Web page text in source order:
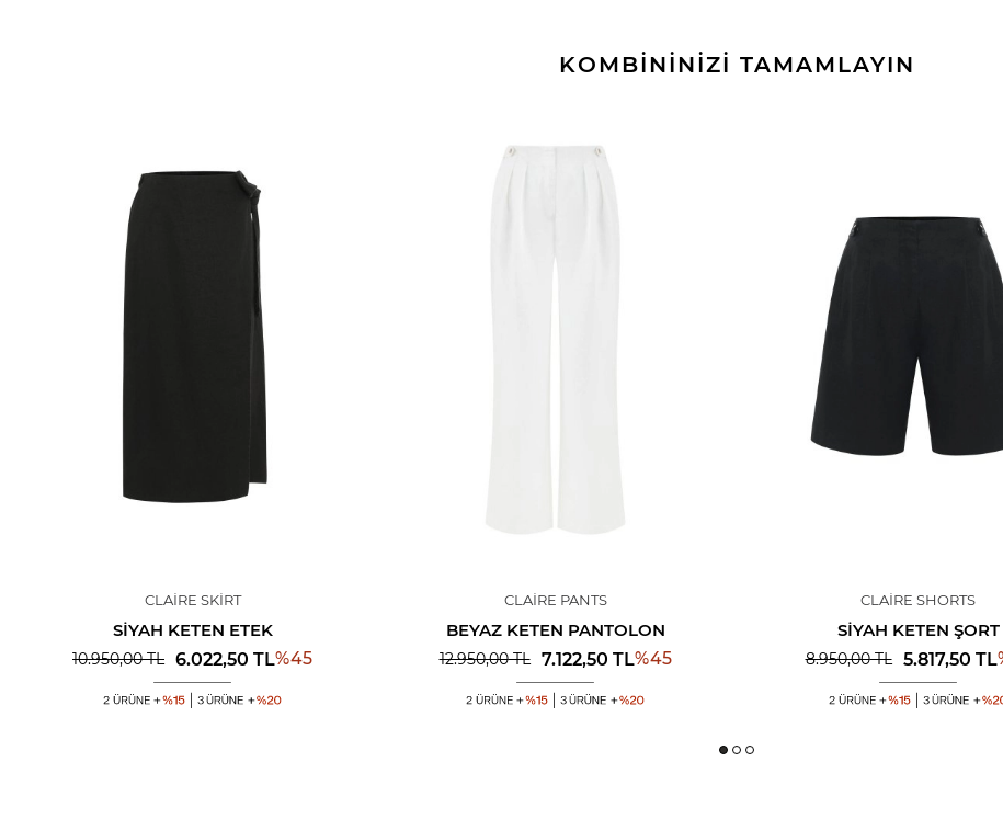
KOMBİNİNİZİ TAMAMLAYIN
CLAIRE SKIRT
SIYAH KETEN ETEK
10.950,00TL 6.022,50 TL%45
CLAIRE PANTS
BEYAZ KETEN PANTOLON
12.950,00TL 7.122,50 TL%45
CLAIRE SHORTS
SIYAH KETEN ŞORT
8.950,00TL 5.817,50 TL